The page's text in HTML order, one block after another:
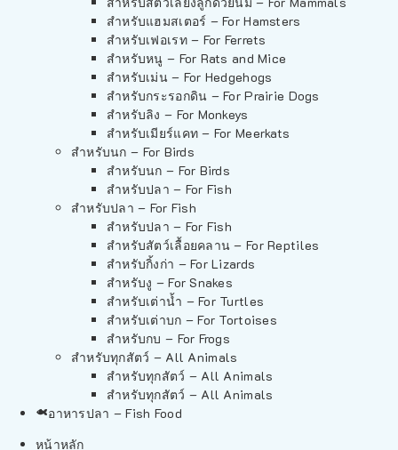
สำหรับแฮมสเตอร์ – For Hamsters
สำหรับเฟอเรท – For Ferrets
สำหรับหนู – For Rats and Mice
สำหรับเม่น – For Hedgehogs
สำหรับกระรอกดิน – For Prairie Dogs
สำหรับลิง – For Monkeys
สำหรับเมียร์แคท – For Meerkats
สำหรับนก – For Birds
สำหรับนก – For Birds
สำหรับปลา – For Fish
สำหรับปลา – For Fish
สำหรับปลา – For Fish
สำหรับสัตว์เลื้อยคลาน – For Reptiles
สำหรับกิ้งก่า – For Lizards
สำหรับงู – For Snakes
สำหรับเต่าน้ำ – For Turtles
สำหรับเต่าบก – For Tortoises
สำหรับกบ – For Frogs
สำหรับทุกสัตว์ – All Animals
สำหรับทุกสัตว์ – All Animals
สำหรับทุกสัตว์ – All Animals
อาหารปลา – Fish Food
หน้าหลัก